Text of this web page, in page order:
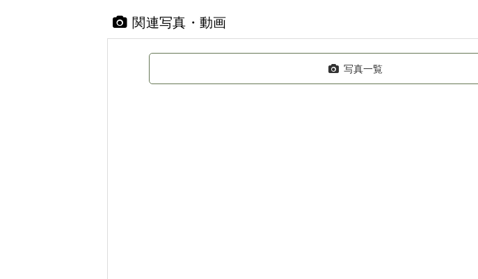
関連写真・動画
写真一覧